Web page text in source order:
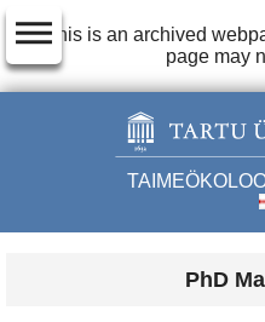
This is an archived
page may
dehaze
PhD